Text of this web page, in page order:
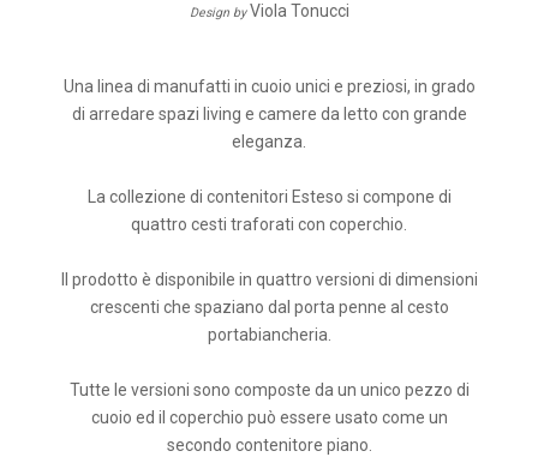
Design byViola Tonucci
Una linea di manufatti in cuoio unici e preziosi, in grado
di arredare spazi living e camere da letto con grande
eleganza.
La collezione di contenitori Esteso si compone di
quattro cesti traforati con coperchio.
Il prodotto è disponibile in quattro versioni di dimensioni
crescenti che spaziano dal porta penne al cesto
portabiancheria.
Tutte le versioni sono composte da un unico pezzo di
cuoio ed il coperchio può essere usato come un
secondo contenitore piano.